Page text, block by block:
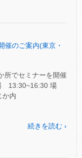
催のご案内(東京・
所でセミナーを開催
13:30~16:30 場
か内
続きを読む ›